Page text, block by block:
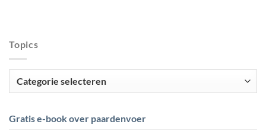
Topics
Gratis e-book over paardenvoer